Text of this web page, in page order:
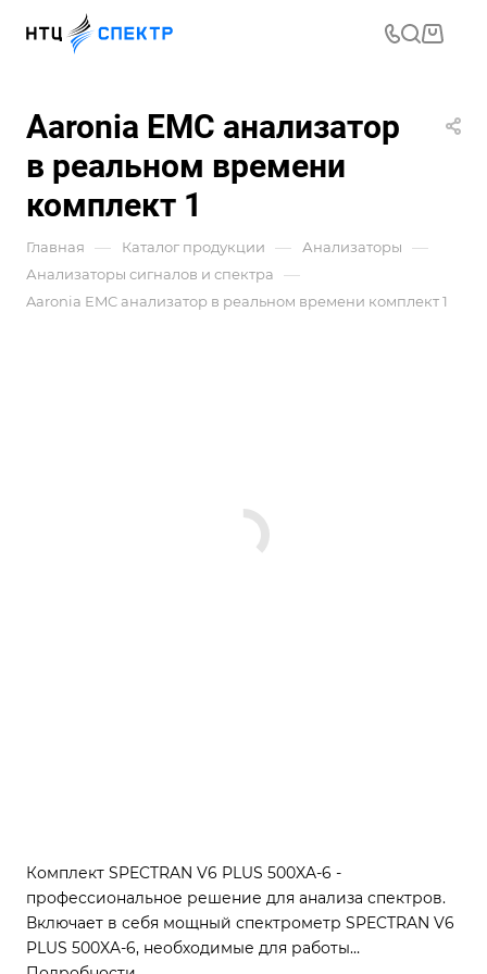
Aaronia EMC анализатор
в реальном времени
комплект 1
Главная — Каталог продукции — Анализаторы —
Анализаторы сигналов и спектра —
Aaronia EMC анализатор в реальном времени комплект 1
Комплект SPECTRAN V6 PLUS 500XA-6 -
профессиональное решение для анализа спектров.
Включает в себя мощный спектрометр SPECTRAN V6
PLUS 500XA-6, необходимые для работы